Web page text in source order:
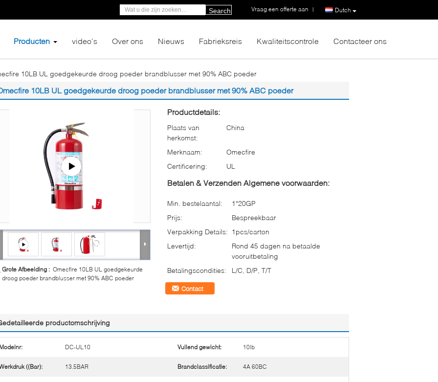
Dutch
Vraag een offerte aan |
Search
Producten video's Over ons Nieuws Fabrieksreis Kwaliteitscontrole Contacteer ons
10LB UL goedgekeurde droog poeder brandblusser met 90% ABC poeder
10LB UL goedgekeurde droog poeder brandblusser met 90% ABC poeder
Grote Afbeelding : Omecfire 10LB UL goedgekeurde
droog poeder brandblusser met 90% ABC poeder
Productdetails:
Plaats van
herkomst:
China
Merknaam:
Omecfire
Certificering:
UL
Betalen & Verzenden Algemene voorwaarden:
Min. bestelaantal:
1*20GP
Prijs:
Bespreekbaar
Verpakking Details: 1pcs/carton
Levertijd:
Rond 45 dagen na betaalde
vooruitbetaling
Betalingscondities:
L/C, D/P, T/T
Contact
productomschrijving
DC-UL10 Vullend gewicht: 10lb
((Bar): 13.5BAR Brandclassificatie: 4A 60BC